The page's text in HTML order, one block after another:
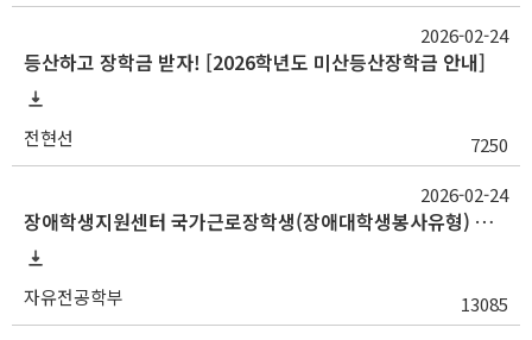
등산하고 장학금 받자! [2026학년도 미산등산장학금 안내]
전현선 7250
2026-02-24
장애학생지원센터 국가근로장학생(장애대학생봉사유형) 모집안내 (★교외근로 시급적용)
자유전공학부 13085
2026-02-24